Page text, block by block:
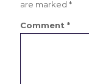
are marked *
Comment *